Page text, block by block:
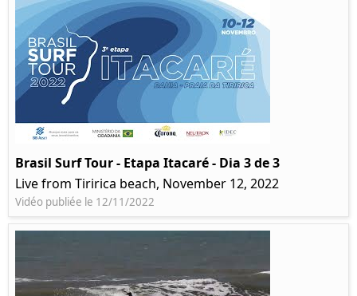
Brasil Surf Tour - Etapa Itacaré - Dia 3 de 3
Live from Tiririca beach, November 12, 2022
Vidéo publiée le 12/11/2022